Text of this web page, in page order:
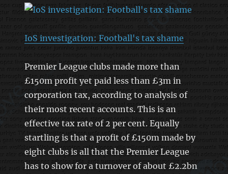
IoS investigation: Football's tax shame
Premier League clubs made more than
£150m profit yet paid less than £3m in
corporation tax, according to analysis of
their most recent accounts. This is an
effective tax rate of 2 per cent. Equally
startling is that a profit of £150m made by
eight clubs is all that the Premier League
has to show for a turnover of about £2.2bn